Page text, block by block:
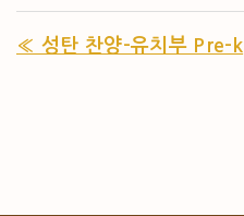
« 성탄 찬양-유치부 Pre-k